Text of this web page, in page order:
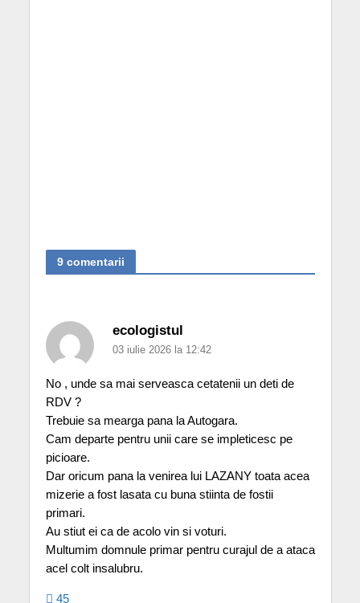
9 comentarii
ecologistul
03 iulie 2026 la 12:42
No , unde sa mai serveasca cetatenii un deti de
RDV ?
Trebuie sa mearga pana la Autogara.
Cam departe pentru unii care se impleticesc pe
picioare.
Dar oricum pana la venirea lui LAZANY toata acea
mizerie a fost lasata cu buna stiinta de fostii
primari.
Au stiut ei ca de acolo vin si voturi.
Multumim domnule primar pentru curajul de a ataca
acel colt insalubru.
45